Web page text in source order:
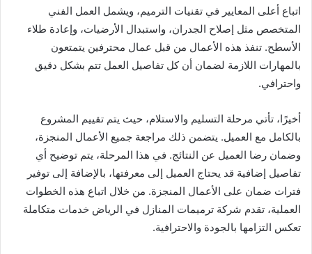
اتباع أعلى المعايير في تقنيات الترميم، ويشمل العمل الفني
المتخصص مثل إصلاح الجدران، واستبدال الأرضيات، وإعادة طلاء
الأسطح. تنفذ هذه الأعمال من قبل عمال محترفين يتمتعون
بالمهارات اللازمة لضمان أن كل تفاصيل العمل تتم بشكل دقيق
واحترافي.
أخيرًا، تأتي مرحلة التسليم والاستلام، حيث يتم تقييم المشروع
بالكامل مع العميل. يتضمن ذلك مراجعة جميع الأعمال المنجزة،
وضمان رضا العميل عن النتائج. في هذا المرحلة، يتم توضيح أي
تفاصيل إضافية قد يحتاج العميل إلى معرفتها، بالإضافة إلى توفير
فترات ضمان على الأعمال المنجزة. من خلال اتباع هذه الخطوات
العملية، تقدم شركة ترميمات المنازل في الرياض خدمات متكاملة
تعكس التزامها بالجودة والاحترافية.